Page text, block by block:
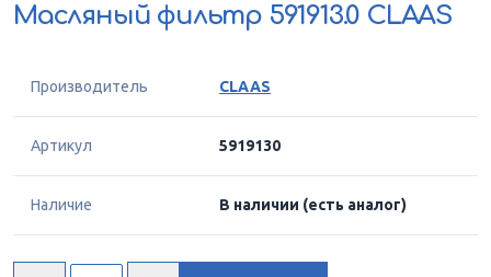
Масляный фильтр 591913.0 CLAAS
Производитель CLAAS
Артикул 5919130
Наличие В наличии (есть аналог)